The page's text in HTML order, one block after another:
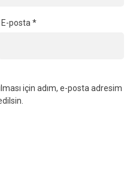
E-posta*
için adım, e-posta adresim